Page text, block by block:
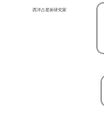
西洋占星術研究家